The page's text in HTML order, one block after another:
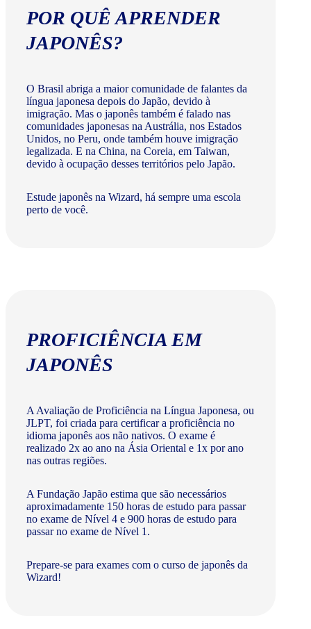
POR QUÊ APRENDER
JAPONÊS?
O Brasil abriga a maior comunidade de falantes da
língua japonesa depois do Japão, devido à
imigração. Mas o japonês também é falado nas
comunidades japonesas na Austrália, nos Estados
Unidos, no Peru, onde também houve imigração
legalizada. E na China, na Coreia, em Taiwan,
devido à ocupação desses territórios pelo Japão.
Estude japonês na Wizard, há sempre uma escola
perto de você.
PROFICIÊNCIA EM
JAPONÊS
A Avaliação de Proficiência na Língua Japonesa, ou
JLPT, foi criada para certificar a proficiência no
idioma japonês aos não nativos. O exame é
realizado 2x ao ano na Ásia Oriental e 1x por ano
nas outras regiões.
A Fundação Japão estima que são necessários
aproximadamente 150 horas de estudo para passar
no exame de Nível 4 e 900 horas de estudo para
passar no exame de Nível 1.
Prepare-se para exames com o curso de japonês da
Wizard!